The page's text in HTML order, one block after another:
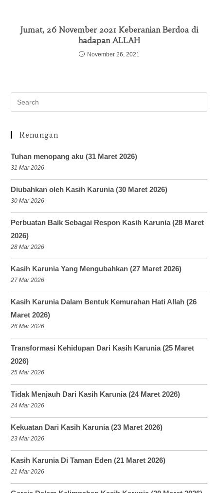
Jumat, 26 November 2021 Keberanian Berdoa di
hadapan ALLAH
November 26, 2021
Renungan
Tuhan menopang aku (31 Maret 2026)
31 Mar 2026
Diubahkan oleh Kasih Karunia (30 Maret 2026)
30 Mar 2026
Perbuatan Baik Sebagai Respon Kasih Karunia (28 Maret
2026)
28 Mar 2026
Kasih Karunia Yang Mengubahkan (27 Maret 2026)
27 Mar 2026
Kasih Karunia Dalam Bentuk Kemurahan Hati Allah (26
Maret 2026)
26 Mar 2026
Transformasi Kehidupan Dari Kasih Karunia (25 Maret
2026)
25 Mar 2026
Tidak Menjauh Dari Kasih Karunia (24 Maret 2026)
24 Mar 2026
Kekuatan Dari Kasih Karunia (23 Maret 2026)
23 Mar 2026
Kasih Karunia Di Taman Eden (21 Maret 2026)
21 Mar 2026